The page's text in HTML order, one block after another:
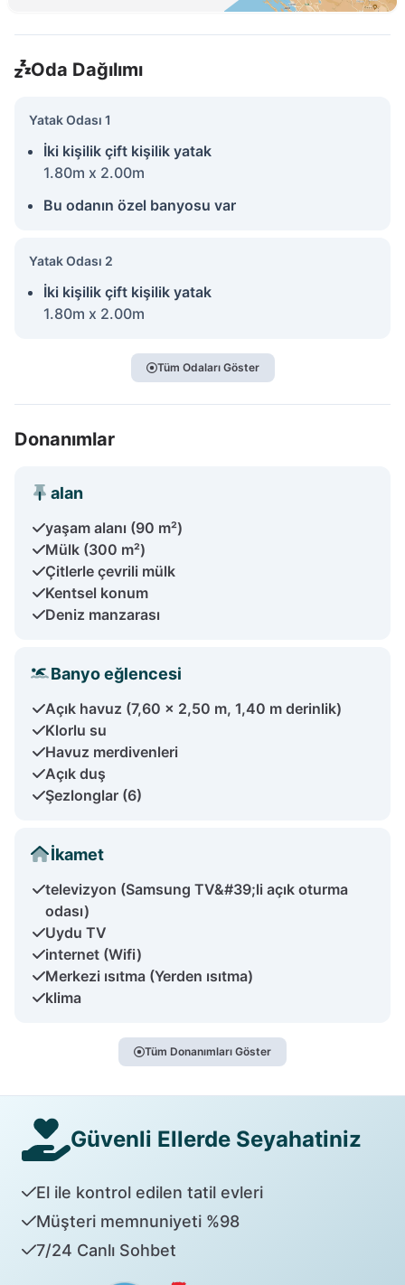
Oda Dağılımı
Yatak Odası 1
İki kişilik çift kişilik yatak
1.80m x 2.00m
Bu odanın özel banyosu var
Yatak Odası 2
İki kişilik çift kişilik yatak
1.80m x 2.00m
Tüm Odaları Göster
Donanımlar
alan
yaşam alanı (90 m²)
Mülk (300 m²)
Çitlerle çevrili mülk
Kentsel konum
Deniz manzarası
Banyo eğlencesi
Açık havuz (7,60 x 2,50 m, 1,40 m derinlik)
Klorlu su
Havuz merdivenleri
Açık duş
Şezlonglar (6)
İkamet
televizyon (Samsung TV&#39;li açık oturma
odası)
Uydu TV
internet (Wifi)
Merkezi ısıtma (Yerden ısıtma)
klima
Tüm Donanımları Göster
Güvenli Ellerde Seyahatiniz
El ile kontrol edilen tatil evleri
Müşteri memnuniyeti %98
7/24 Canlı Sohbet